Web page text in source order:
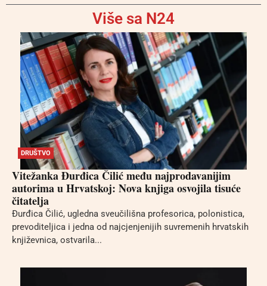
Više sa N24
DRUŠTVO
Vitežanka Đurđica Čilić među najprodavanijim
autorima u Hrvatskoj: Nova knjiga osvojila tisuće
čitatelja
Đurđica Čilić, ugledna sveučilišna profesorica, polonistica,
prevoditeljica i jedna od najcjenjenijih suvremenih hrvatskih
književnica, ostvarila...